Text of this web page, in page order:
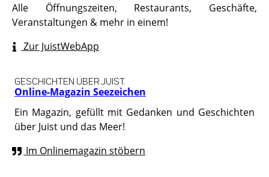
Alle Öffnungszeiten, Restaurants, Geschäfte,
Veranstaltungen & mehr in einem!
Zur JuistWebApp
Online-Magazin Seezeichen
GESCHICHTEN ÜBER JUIST.
Ein Magazin, gefüllt mit Gedanken und Geschichten
über Juist und das Meer!
Im Onlinemagazin stöbern